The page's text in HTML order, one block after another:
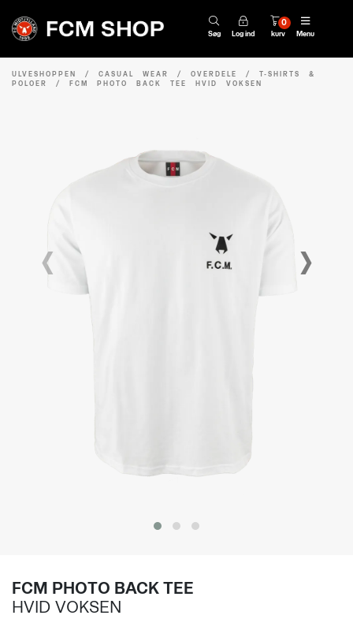
Søg Log ind kurv
0
Menu
ULVESHOPPEN / CASUAL WEAR / OVERDELE / T-SHIRTS &
POLOER
/ FCM PHOTO BACK TEE HVID VOKSEN
‹ ›
FCM PHOTO BACK TEE
HVID VOKSEN